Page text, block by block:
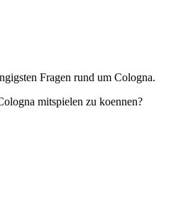
Fragen rund um Cologna.
mitspielen zu koennen?